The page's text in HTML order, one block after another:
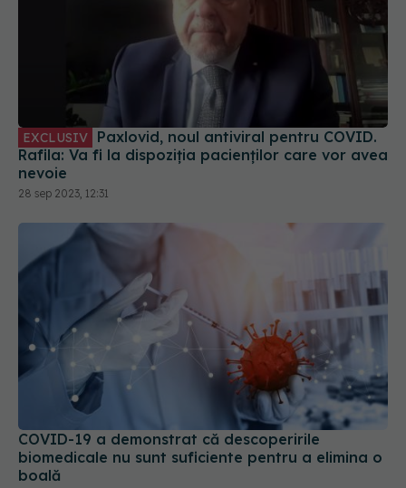
EXCLUSIV
Rafila: Va fi la dispoziția pacienților care vor avea
nevoie
28 sep 2023, 12:31
COVID-19 a demonstrat că descoperirile
biomedicale nu sunt suficiente pentru a elimina o
boală